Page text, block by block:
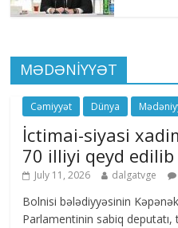
MƏDƏNİYYƏT
Cəmiyyət Dünya
İctimai-siyasi
70 illiyi qeyd edilib
July 11, 2026 dalgatvge
Bolnisi bələdiyyəsinin
Parlamentinin sabiq deputatı,